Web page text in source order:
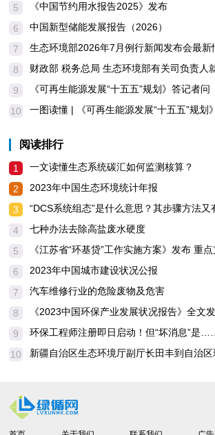
5
《中国节约用水报告2025》发布
6
中国新型储能发展报告（2026）
7
生态环境部2026年7月例行新闻发布会最新
8
9
《可再生能源发展“十五五”规划》答记者问
10
一图读懂 | 《可再生能源发展“十五五”规划》
阅读排行
1
一文读懂生态系统碳汇如何监测核算？
2
2023年中国生态环境统计年报
3
“DCS系统组态”是什么意思？其步骤方法又
4
七种办法去除高盐废水硬度
5
6
2023年中国城市建设状况公报
7
汽车维修行业的危险废物及危害
8
《2023中国环保产业发展状况报告》全文
9
环保工程师注册即日启动！但“坏消息”是……
10